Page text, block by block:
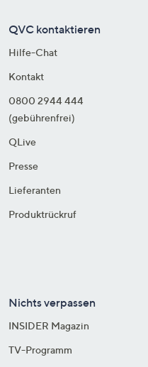
QVC kontaktieren
Hilfe-Chat
Kontakt
0800 2944 444
(gebührenfrei)
QLive
Presse
Lieferanten
Produktrückruf
Nichts verpassen
INSIDER Magazin
TV-Programm